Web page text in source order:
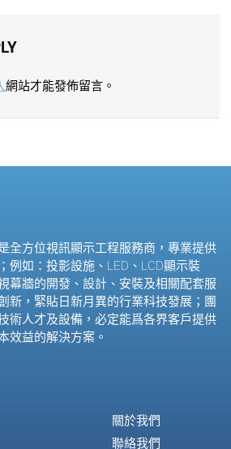
網站才能發佈留言。
全方位視訊顯示工程服務商，專業提供
例如：投影設施、 LED 、 LCD顯示裝
幕牆的開發、設計、安裝及相關配套服
新，緊貼日新月異的行業科技發展；團
術人才及設備，必定能爲各界客戶提供
效益的解決方案。
關於我們
聯絡我們